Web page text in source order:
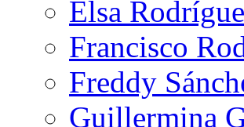
Elsa
Francisco
Freddy
Guillermina